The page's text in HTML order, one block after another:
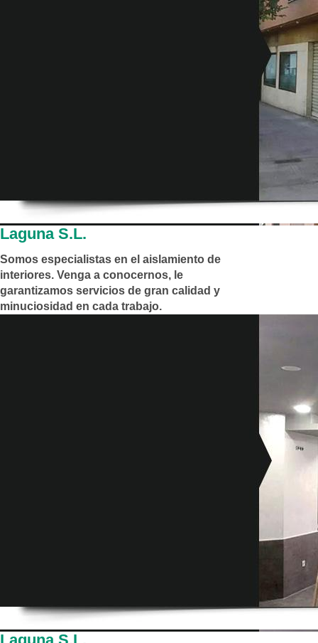
Laguna S.L.
Somos especialistas en el aislamiento de
interiores. Venga a conocernos, le
garantizamos servicios de gran calidad y
minuciosidad en cada trabajo.